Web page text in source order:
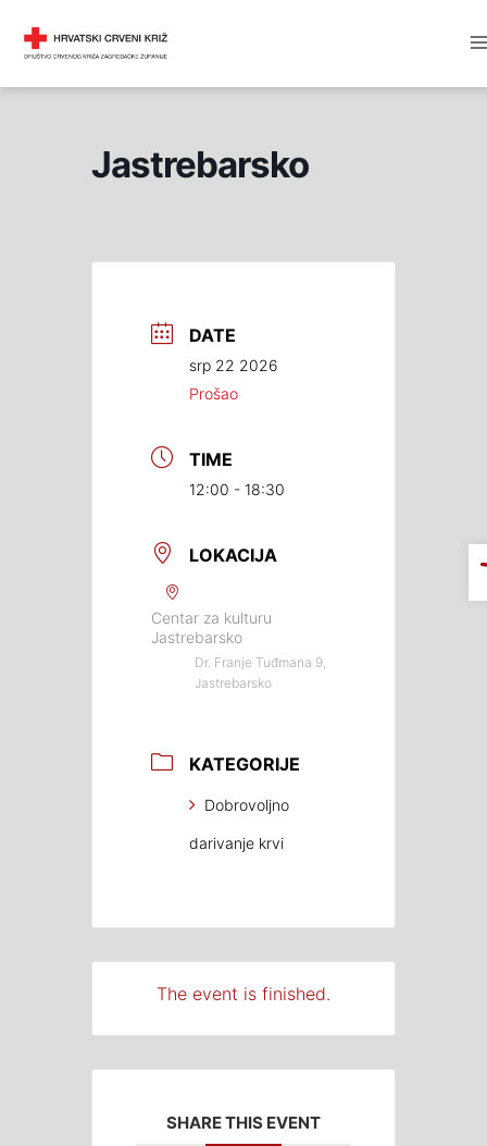
Jastrebarsko
DATE
srp 22 2026
Prošao
TIME
12:00 - 18:30
LOKACIJA
Centar za kulturu
Jastrebarsko
Dr. Franje Tuđmana 9,
Jastrebarsko
KATEGORIJE
Dobrovoljno
darivanje krvi
The event is finished.
SHARE THIS EVENT